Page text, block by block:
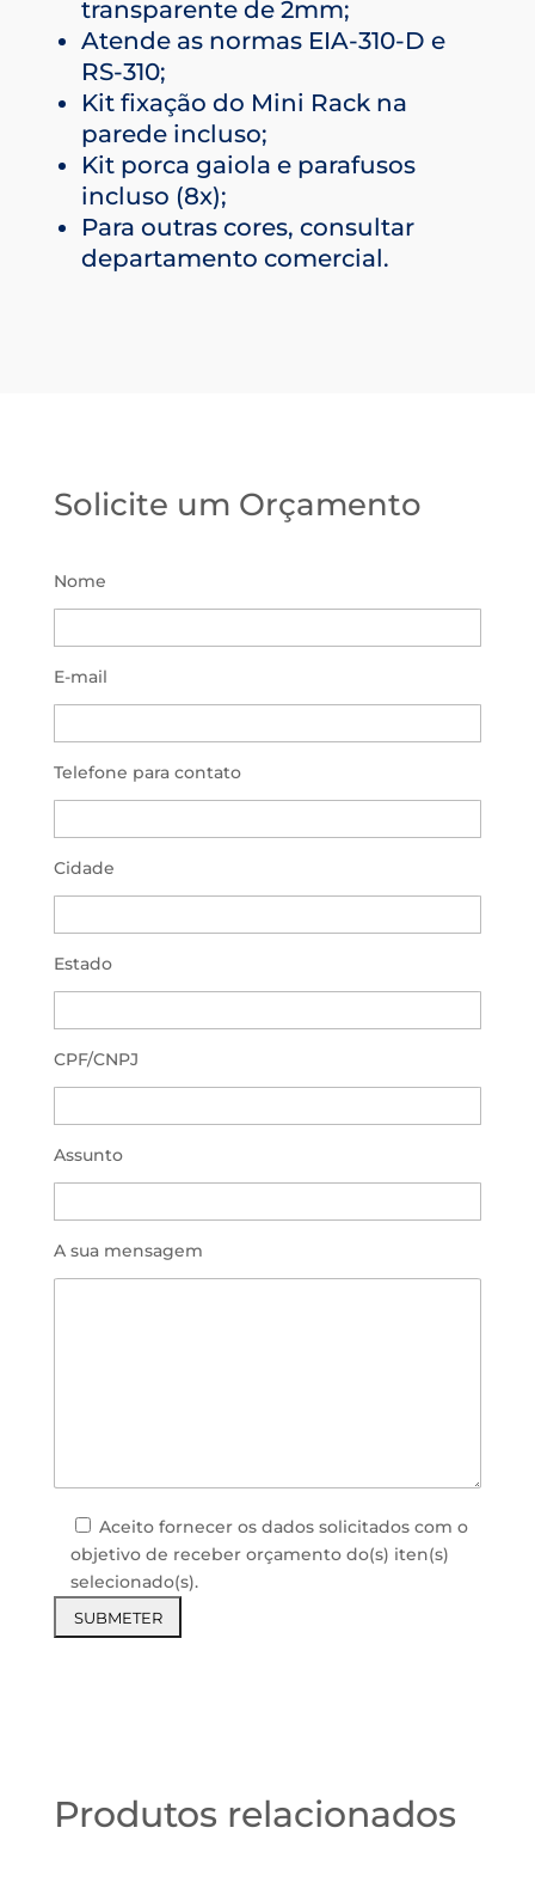
transparente de 2mm;
Atende as normas EIA-310-D e
RS-310;
Kit fixação do Mini Rack na
parede incluso;
Kit porca gaiola e parafusos
incluso (8x);
Para outras cores, consultar
departamento comercial.
Solicite um Orçamento
Nome
E-mail
Telefone para contato
Cidade
Estado
CPF/CNPJ
Assunto
A sua mensagem
Aceito fornecer os dados solicitados com o
objetivo de receber orçamento do(s) iten(s)
selecionado(s).
Produtos relacionados